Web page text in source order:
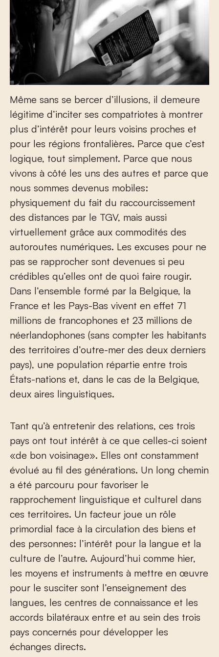
Même sans se bercer d’illusions, il demeure
légitime d’inciter ses compatriotes à montrer
plus d’intérêt pour leurs voisins proches et
pour les régions frontalières. Parce que c’est
logique, tout simplement. Parce que nous
vivons à côté les uns des autres et parce que
nous sommes devenus mobiles:
physiquement du fait du raccourcissement
des distances par le TGV, mais aussi
virtuellement grâce aux commodités des
autoroutes numériques. Les excuses pour ne
pas se rapprocher sont devenues si peu
crédibles qu’elles ont de quoi faire rougir.
Dans l’ensemble formé par la Belgique, la
France et les Pays-Bas vivent en effet 71
millions de francophones et 23 millions de
néerlandophones (sans compter les habitants
des territoires d’outre-mer des deux derniers
pays), une population répartie entre trois
États-nations et, dans le cas de la Belgique,
deux aires linguistiques.
Tant qu’à entretenir des relations, ces trois
pays ont tout intérêt à ce que celles-ci soient
«de bon voisinage». Elles ont constamment
évolué au fil des générations. Un long chemin
a été parcouru pour favoriser le
rapprochement linguistique et culturel dans
ces territoires. Un facteur joue un rôle
primordial face à la circulation des biens et
des personnes: l’intérêt pour la langue et la
culture de l’autre. Aujourd’hui comme hier,
les moyens et instruments à mettre en œuvre
pour le susciter sont l’enseignement des
langues, les centres de connaissance et les
accords bilatéraux entre et au sein des trois
pays concernés pour développer les
échanges directs.